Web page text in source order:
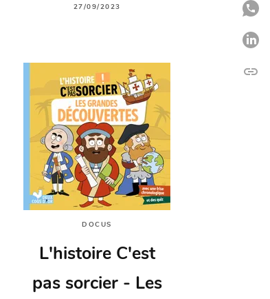
27/09/2023
DOCUS
L'histoire C'est
pas sorcier - Les
link